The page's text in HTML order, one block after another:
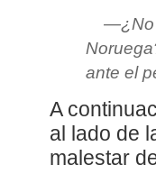
—¿No
ante el
A
al lado de
malestar